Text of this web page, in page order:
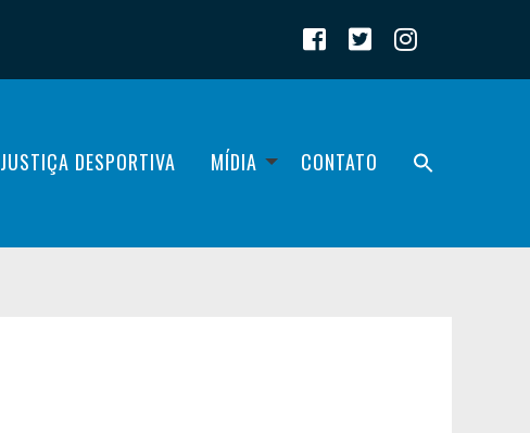
JUSTIÇA DESPORTIVA MÍDIA CONTATO